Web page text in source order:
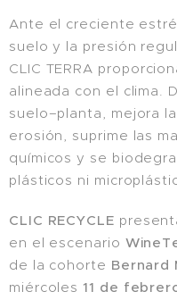
Ante el creciente
suelo y la presión
CLIC TERRA
alineada con el clima.
suelo–planta, mejora
erosión, suprime las
químicos y se
plásticos ni
CLIC RECYCLE
en el escenario
de la cohorte Bernard
miércoles 11 de